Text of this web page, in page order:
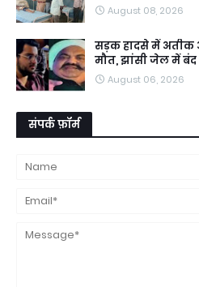
August 08, 2026
सड़क हादसे में अतीक
मौत, झांसी जेल में बंद
August 06, 2026
संपर्क फ़ॉर्म